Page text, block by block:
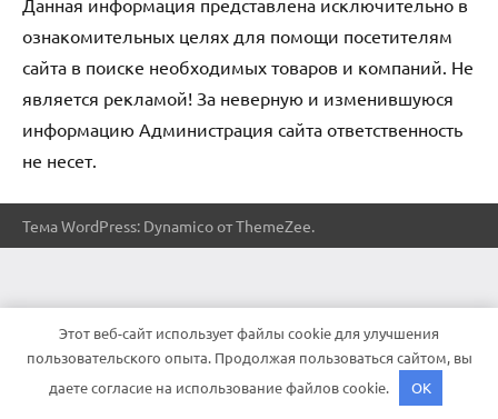
ознакомительных целях для помощи посетителям
сайта в поиске необходимых товаров и компаний. Не
является рекламой! За неверную и изменившуюся
информацию Администрация сайта ответственность
не несет.
Тема WordPress: Dynamico от ThemeZee.
Этот веб-сайт использует файлы cookie для улучшения
пользовательского опыта. Продолжая пользоваться сайтом, вы
даете согласие на использование файлов cookie.
OK